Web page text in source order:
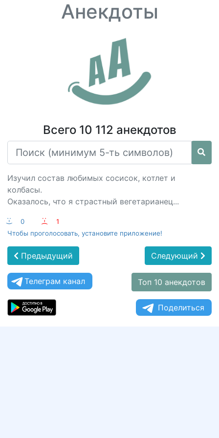
Анекдоты
Всего 10 112 анекдотов
Изучил состав любимых сосисок, котлет и
колбасы.
Оказалось, что я страстный вегетарианец...
:-) 0 :-(
1
Чтобы проголосовать, установите приложение!
Предыдущий Следующий
Телеграм канал Топ 10 анекдотов
Поделиться